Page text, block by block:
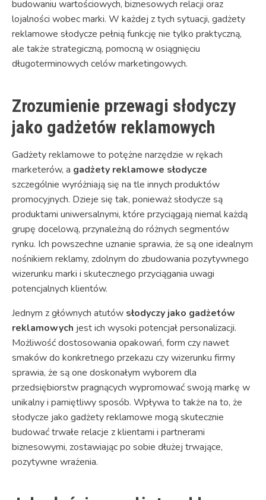
budowaniu wartościowych, biznesowych relacji oraz
lojalności wobec marki. W każdej z tych sytuacji, gadżety
reklamowe słodycze pełnią funkcję nie tylko praktyczną,
ale także strategiczną, pomocną w osiągnięciu
długoterminowych celów marketingowych.
Zrozumienie przewagi słodyczy
jako gadżetów reklamowych
Gadżety reklamowe to potężne narzędzie w rękach
marketerów, a gadżety reklamowe słodycze
szczególnie wyróżniają się na tle innych produktów
promocyjnych. Dzieje się tak, ponieważ słodycze są
produktami uniwersalnymi, które przyciągają niemal każdą
grupę docelową, przynależną do różnych segmentów
rynku. Ich powszechne uznanie sprawia, że są one idealnym
nośnikiem reklamy, zdolnym do zbudowania pozytywnego
wizerunku marki i skutecznego przyciągania uwagi
potencjalnych klientów.
Jednym z głównych atutów słodyczy jako gadżetów
reklamowych jest ich wysoki potencjał personalizacji.
Możliwość dostosowania opakowań, form czy nawet
smaków do konkretnego przekazu czy wizerunku firmy
sprawia, że są one doskonałym wyborem dla
przedsiębiorstw pragnących wypromować swoją markę w
unikalny i pamiętliwy sposób. Wpływa to także na to, że
słodycze jako gadżety reklamowe mogą skutecznie
budować trwałe relacje z klientami i partnerami
biznesowymi, zostawiając po sobie dłużej trwające,
pozytywne wrażenia.